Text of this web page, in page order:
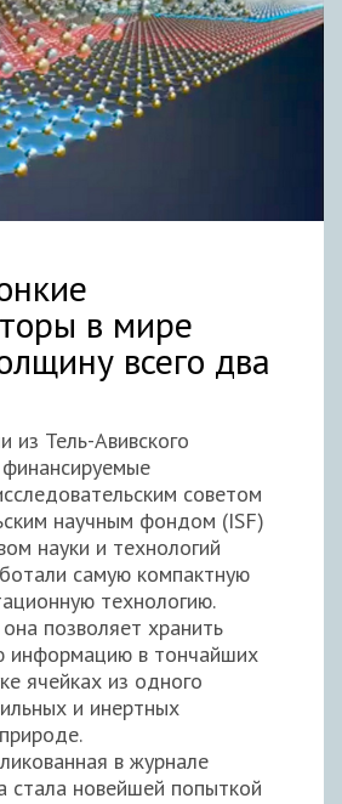
в мире
всего два
из Тель-Авивского
советом
научным фондом (ISF)
науки и технологий
самую компактную
технологию.
позволяет хранить
информацию в тончайших
ячейках из одного
и инертных
в журнале
стала новейшей попыткой